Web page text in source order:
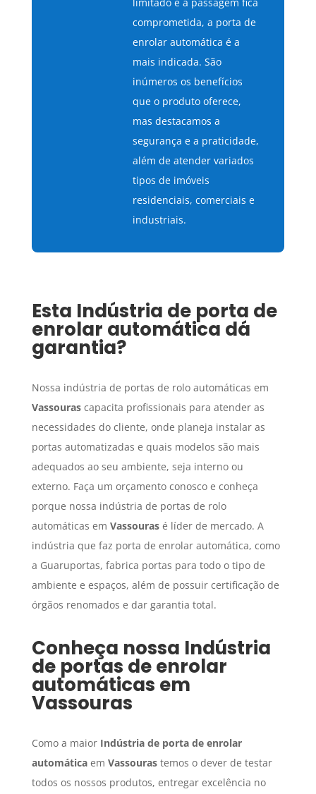
comprometida, a porta de
enrolar automática é a
mais indicada. São
inúmeros os benefícios
que o produto oferece,
mas destacamos a
segurança e a praticidade,
além de atender variados
tipos de imóveis
residenciais, comerciais e
industriais.
Esta Indústria de porta de
enrolar automática dá
garantia?
Nossa indústria de portas de rolo automáticas em
Vassourascapacita profissionais para atender as
necessidades do cliente, onde planeja instalar as
portas automatizadas e quais modelos são mais
adequados ao seu ambiente, seja interno ou
externo. Faça um orçamento conosco e conheça
porque nossa indústria de portas de rolo
automáticas em Vassourasé líder de mercado. A
indústria que faz porta de enrolar automática, como
a Guaruportas, fabrica portas para todo o tipo de
ambiente e espaços, além de possuir certificação de
órgãos renomados e dar garantia total.
Conheça nossa Indústria
de portas de enrolar
automáticas em
Vassouras
Como a maior Indústria de porta de enrolar
automáticaem Vassourastemos o dever de testar
todos os nossos produtos, entregar excelência no